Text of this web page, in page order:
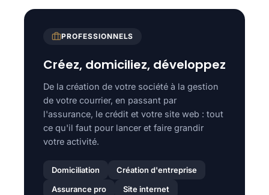
PROFESSIONNELS
Créez, domiciliez, développez
De la création de votre société à la gestion
de votre courrier, en passant par
l'assurance, le crédit et votre site web : tout
ce qu'il faut pour lancer et faire grandir
votre activité.
Domiciliation
Création d'entreprise
Assurance pro
Site internet